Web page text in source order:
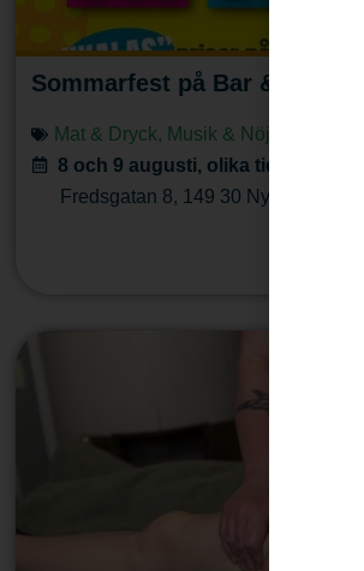
Sommarfest på Bar & Burgers
Mat & Dryck, Musik & Nöje
8 och 9 augusti, olika tider
Fredsgatan 8, 149 30 Nynäshamn